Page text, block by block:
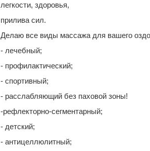
легкости, здоровья,
прилива сил.
Делаю все виды массажа для вашего
- лечебный;
- профилактический;
- спортивный;
- расслабляющий без паховой зоны!
-рефлекторно-сегментарный;
- детский;
- антицеллюлитный;